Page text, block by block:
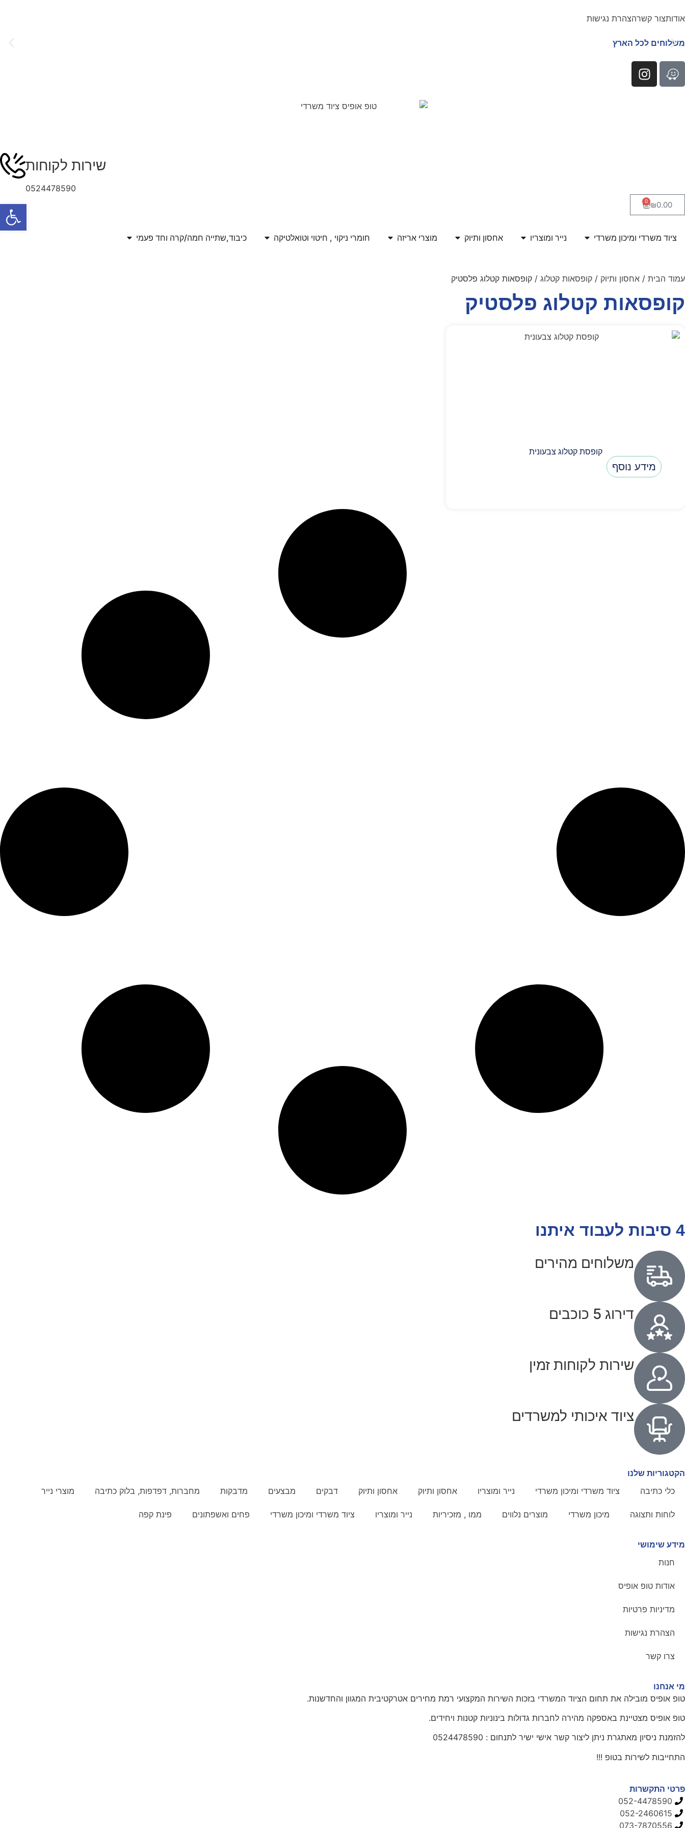
אודותצור קשרהצהרת נגישות
משלוחים לכל הארץ
שירות לקוחות
0524478590
₪0.00
0
ציוד משרדי ומיכון משרדי נייר ומוצריו אחסון ותיוק מוצרי אריזה חומרי ניקוי , חיטוי וטואלטיקה כיבוד,שתייה חמה/קרה וחד פעמי
עמוד הבית / אחסון ותיוק / קופסאות קטלוג / קופסאות קטלוג פלסטיק
קופסאות קטלוג פלסטיק
קופסת קטלוג צבעונית
מידע נוסף
4 סיבות לעבוד איתנו
משלוחים מהירים
דירוג 5 כוכבים
שירות לקוחות זמין
ציוד איכותי למשרדים
הקטגוריות שלנו
כלי כתיבה ציוד משרדי ומיכון משרדי נייר ומוצריו אחסון ותיוק אחסון ותיוק דבקים מבצעים מדבקות מחברות, דפדפות, בלוק כתיבה מוצרי נייר
לוחות ותצוגה מיכון משרדי מוצרים נלווים ממו , מזכיריות נייר ומוצריו ציוד משרדי ומיכון משרדי פחים ואשפתונים פינת קפה
מידע שימושי
חנות
אודות טופ אופיס
מדיניות פרטיות
הצהרת נגישות
צרו קשר
מי אנחנו
טופ אופיס מובילה את תחום הציוד המשרדי בזכות השירות המקצועי רמת מחירים אטרקטיבית המגוון והחדשנות.
טופ אופיס מצטיינת באספקה מהירה לחברות גדולות בינוניות קטנות ויחידים.
להזמנת ניסיון מאתגרת ניתן ליצור קשר אישי ישיר לתנחום : 0524478590
התחייבות לשירות בטופ !!!
פרטי התקשרות
052-4478590
052-2460615
073-7870556
פתח